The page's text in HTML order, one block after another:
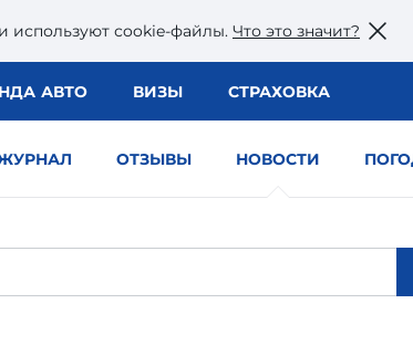
используют сookie-файлы. Что это значит?
АВТО ВИЗЫ СТРАХОВКА
ОТЗЫВЫ НОВОСТИ